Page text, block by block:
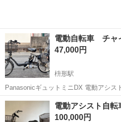
電動自転車 チャ
47,000円
枡形駅
PanasonicギュットミニDX 電動アシスト自転車 前カゴとチャイルド
シート付 ■ カラー 黒 ■ 20インチ サイズ 適応身長：141cm〜 タイヤ
サイズ：20インチ ハンドル高： 102.0
高知 高知市 枡形駅 電動ア
電動アシスト自転
100,000円